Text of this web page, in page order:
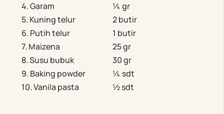
4. Garam
¼ gr
5. Kuning telur
2 butir
6. Putih telur
1 butir
7. Maizena
25 gr
8. Susu bubuk
30 gr
9. Baking powder
¼ sdt
10. Vanila pasta
½ sdt